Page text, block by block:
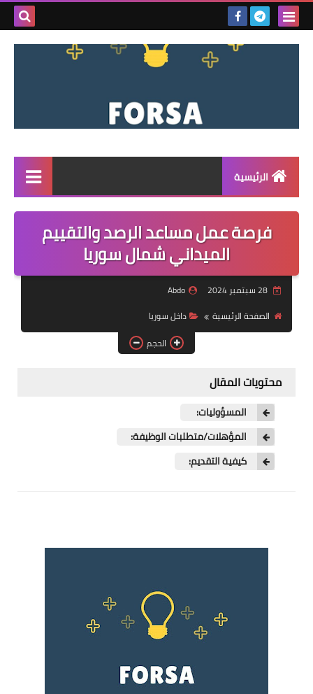
بحث
الرئيسية
القائمة
مناقصات
فرص عمل داخل سوريا
فرص عمل في العراق
فرص عمل في اليمن
فرصة عمل مساعد الرصد والتقييم
الميداني شمال سوريا
28 سبتمبر 2024
Abdo
الصفحة الرئيسية
داخل سوريا
الحجم
محتويات المقال
المسؤوليات:
المؤهلات/متطلبات الوظيفة:
كيفية التقديم: